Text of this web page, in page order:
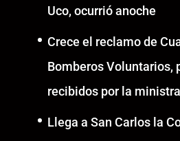
Uco, ocurrió anoche
Crece el reclamo de
Bomberos Voluntarios,
recibidos por la
Llega a San Carlos la